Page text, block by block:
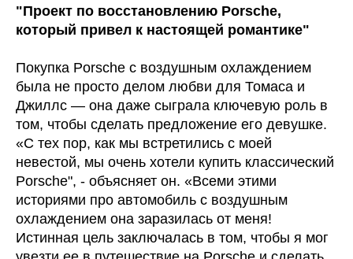
"Проект по восстановлению Porsche,
который привел к настоящей романтике"
Покупка Porsche с воздушным охлаждением
была не просто делом любви для Томаса и
Джиллс — она даже сыграла ключевую роль в
том, чтобы сделать предложение его девушке.
«С тех пор, как мы встретились с моей
невестой, мы очень хотели купить классический
Porsche", - объясняет он. «Всеми этими
историями про автомобиль с воздушным
охлаждением она заразилась от меня!
Истинная цель заключалась в том, чтобы я мог